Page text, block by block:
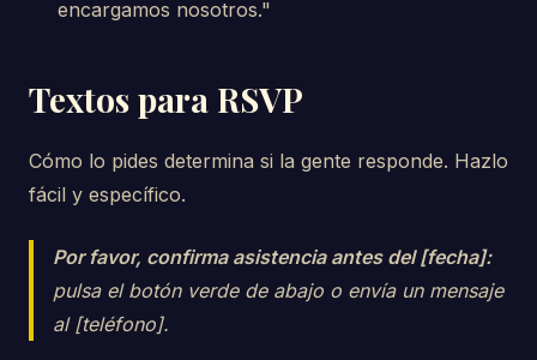
encargamos nosotros."
Textos para RSVP
Cómo lo pides determina si la gente responde. Hazlo
fácil y específico.
Por favor, confirma asistencia antes del [fecha]:
pulsa el botón verde de abajo o envía un mensaje
al [teléfono].